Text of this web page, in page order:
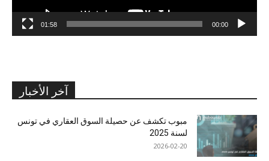
00:00
01:58
آخر الأخبار
مبوب تكشف عن حصيلة السوق العقاري في تونس
لسنة 2025
2026-02-20